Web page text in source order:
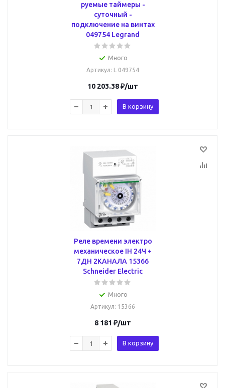
руемые таймеры -
суточный -
подключение на винтах
049754 Legrand
Много
Артикул: L 049754
10 203.38₽/шт
В корзину
Реле времени электро
механическое IH 24Ч +
7ДН 2КАНАЛА 15366
Schneider Electric
Много
Артикул: 15366
8 181 ₽/шт
В корзину